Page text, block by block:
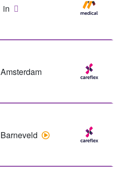
in
Amsterdam
Barneveld